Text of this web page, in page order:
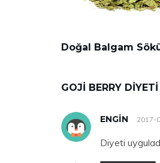
Doğal Balgam
GOJI BERRY
ENGIN 2017-
Diyeti